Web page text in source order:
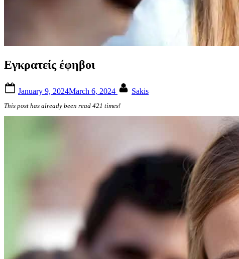
Εγκρατείς έφηβοι
on
January 9, 2024March 6, 2024 Sakis
This post has already been read 421 times!